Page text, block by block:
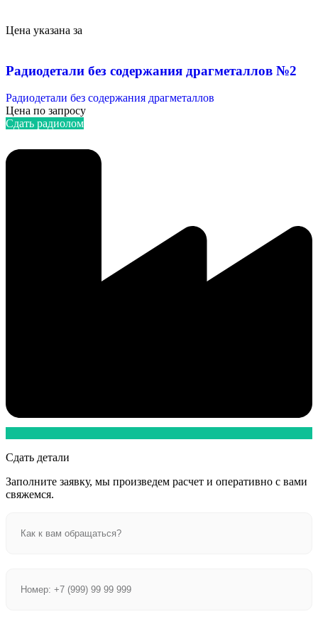
Цена указана за
Радиодетали без содержания драгметаллов №2
Радиодетали без содержания драгметаллов
Цена по запросу
Сдать радиолом
Сдать детали
Заполните заявку, мы произведем расчет и оперативно с вами
свяжемся.